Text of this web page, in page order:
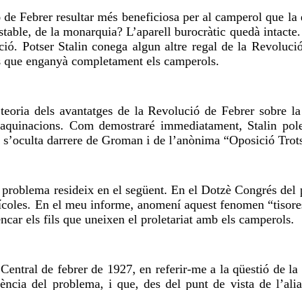
Febrer resultar més beneficiosa per al camperol que
de la monarquia? L’aparell burocràtic quedà
Potser Stalin conega algun altre regal de la
enganyà completament els camperols.
dels avantatges de la Revolució de Febrer sobre
Com demostraré immediatament, Stalin
darrere de Groman i de l’anònima “Oposició
resideix en el següent. En el Dotzè Congrés
En el meu informe, anomení aquest fenomen
els fils que uneixen el proletariat amb els camperols.
de febrer de 1927, en referir-me a la qüestió de
del problema, i que, des del punt de vista de